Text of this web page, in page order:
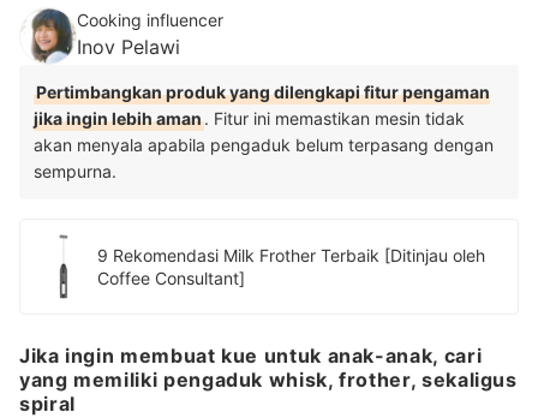
Cooking influencer
Inov Pelawi
Pertimbangkan produk yang dilengkapi fitur pengaman
jika ingin lebih aman. Fitur ini memastikan mesin tidak
akan menyala apabila pengaduk belum terpasang dengan
sempurna.
9 Rekomendasi Milk Frother Terbaik [Ditinjau oleh
Coffee Consultant]
Jika ingin membuat kue untuk anak-anak, cari
yang memiliki pengaduk whisk, frother, sekaligus
spiral